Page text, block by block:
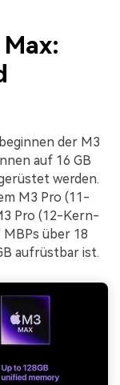
der M3
auf 16 GB
werden.
M3 Pro (11-
Pro (12-Kern-
MBPs über 18
aufrüstbar ist.